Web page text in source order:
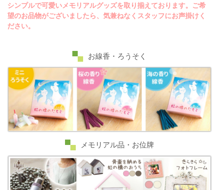
シンプルで可愛いメモリアルグッズを取り揃えております。ご希
望のお品物がございましたら、気兼ねなくスタッフにお声掛けく
ださい。
お線香・ろうそく
メモリアル品・お位牌